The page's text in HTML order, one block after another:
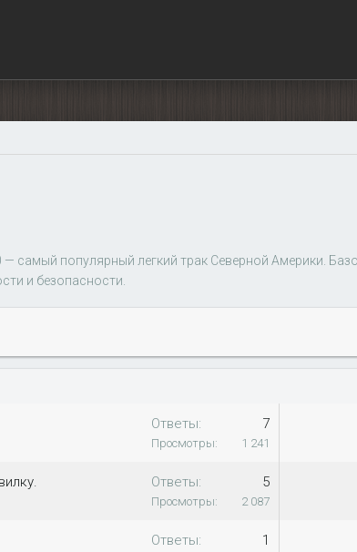
самый популярный легкий трак Северной Америки.
и безопасности.
Ответы 7
Просмотры 1 241
Ответы 5
Просмотры 2 087
Ответы 1